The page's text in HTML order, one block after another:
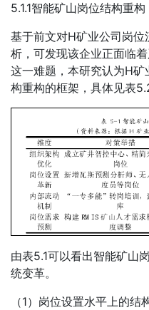
5.1.1智能矿山岗位结构重构
基于前文对H矿业公司岗
析，可发现该企业正面临
这一难题，本研究认为H
构重构的框架，具体见表
由表5.1可以看出智能矿山
统变革。
（1）岗位设置水平上的